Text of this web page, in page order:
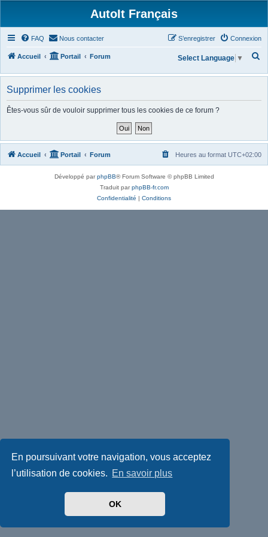
En poursuivant votre navigation, vous acceptez
l’utilisation de cookies. En savoir plus
OK
AutoIt Français
FAQ Nous contacter Connexion
S’enregistrer
Accueil Portail Forum
h
c
h
Select Language ▼
Supprimer les cookies
Êtes-vous sûr de vouloir supprimer tous les cookies de ce forum ?
Accueil Portail Forum Heures au format UTC+02:00
Développé parphpBB® Forum Software © phpBB Limited
Traduit parphpBB-fr.com
Confidentialité | Conditions